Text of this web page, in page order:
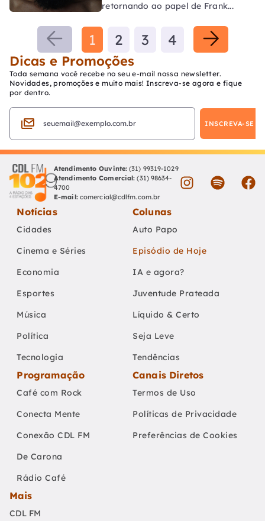
retornando ao papel de Frank...
1 2 3 4
Dicas e Promoções
Toda semana você recebe no seu e-mail nossa newsletter.
Novidades, promoções e muito mais! Inscreva-se agora e fique
por dentro.
Atendimento Ouvinte: (31) 99319-1029
Atendimento Comercial: (31) 98634-
4700
E-mail: comercial@cdlfm.com.br
Notícias
Cidades
Cinema e Séries
Economia
Esportes
Música
Política
Tecnologia
Colunas
Auto Papo
Episódio de Hoje
IA e agora?
Juventude Prateada
Líquido & Certo
Seja Leve
Tendências
Programação
Café com Rock
Conecta Mente
Conexão CDL FM
De Carona
Rádio Café
Canais Diretos
Termos de Uso
Políticas de Privacidade
Preferências de Cookies
Mais
CDL FM